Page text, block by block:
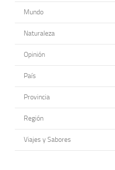
Mundo
Naturaleza
Opinión
País
Provincia
Región
Viajes y Sabores